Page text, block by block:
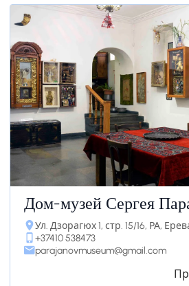
Дом-музей Сергея
Ул. Дзорагюх 1, стр. 15/16, РА,
+37410 538473
parajanovmuseum@gmail.com